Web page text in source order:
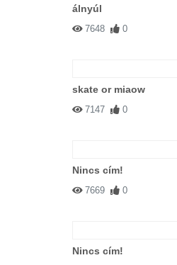
álnyúl
7648 0
skate or miaow
7147 0
Nincs cím!
7669 0
Nincs cím!